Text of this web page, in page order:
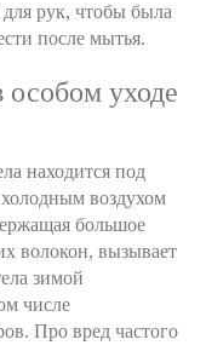
рук, чтобы была
после мытья.
особом уходе
находится под
воздухом
большое
волокон, вызывает
зимой
числе
Про вред частого